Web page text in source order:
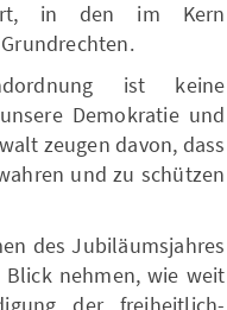
in den im Kern
ist keine
Demokratie und
zeugen davon, dass
und zu schützen
des Jubiläumsjahres
nehmen, wie weit